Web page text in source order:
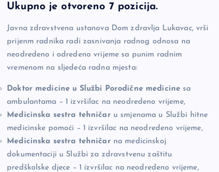
c
e
b
o
o
k
p
y
Li
n
k
se
n
g
er
er ar
e
Ukupno je otvoreno 7 pozicija.
Javna zdravstvena ustanova Dom zdravlja Lukavac, vrši
prijenm radnika radi zasnivanja radnog odnosa na
neodredeno i odredeno vrijeme sa punim radnim
vremenom na sljedeća radna mjesta:
Doktor medicine u Službi Porodične medicine sa
ambulantama – 1 izvršilac na neodredeno vrijeme,
Medicinska sestra tehničar u smjenama u Službi hitne
medicinske pomoći – 1 izvršilac na neodredeno vrijeme,
Medicinska sestra tehničar na medicinskoj
dokumentaciji u Službi za zdravstvenu zaštitu
predškolske djece – 1 izvršilac na neodredeno vrijeme,